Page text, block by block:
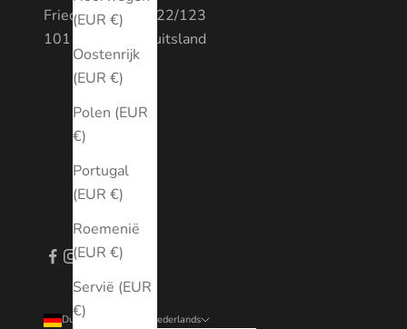
(EUR €)
Oostenrijk
(EUR €)
Polen (EUR
€)
Portugal
(EUR €)
Roemenië
(EUR €)
Servië (EUR
€)
Friedrichstraße 122/123
10117 Berlijn, Duitsland
Duitsland (EUR €) Nederlands